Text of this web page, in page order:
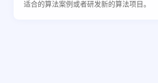
适合的算法案例或者研发新的算法项目。